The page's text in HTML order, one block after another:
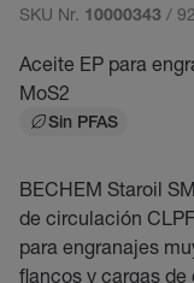
SKU Nr. 10000343 /
Aceite EP para
MoS2
Sin PFAS
BECHEM Staroil
de circulación
para engranajes
flancos y cargas de